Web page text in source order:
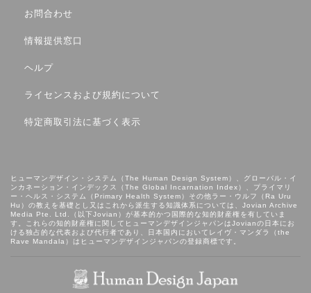
お問合わせ
情報提供窓口
ヘルプ
ライセンスおよび規約について
特定商取引法に基づく表示
ヒューマンデザイン・システム（The Human Design System）、グローバル・イ
ンカネーション・インデックス（The Global Incarnation Index）、プライマリ
ー・ヘルス・システム（Primary Health System）その他ラー・ウルフ（Ra Uru
Hu）の教えを基礎とし⼜はこれから派⽣する知識体系については、Jovian Archive
Media Pte. Ltd.（以下Jovian）が基本的かつ国際的な知的財産権を有していま
す。これらの知的財産権に関してヒューマンデザインジャパンはJovianの日本にお
ける独占的な代表および代行者であり、日本国内においてレイヴ・マンダラ（the
Rave Mandala）はヒューマンデザインジャパンの登録商標です。